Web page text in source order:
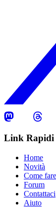
Link Rapidi
Home
Novità
Come
Forum
Contattaci
Aiuto